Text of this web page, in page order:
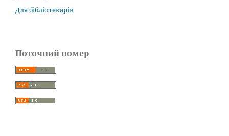
Для бібліотекарів
Поточний номер